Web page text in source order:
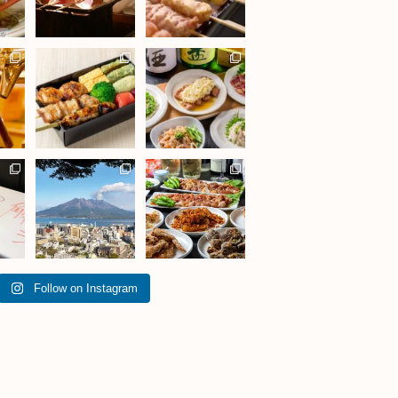
Follow on Instagram